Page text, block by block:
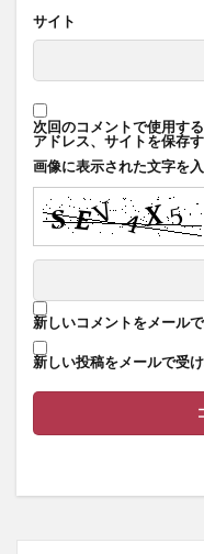
サイト
次回のコメントで使用す
アドレス、サイトを保存す
画像に表示された文字を
新しいコメントをメール
新しい投稿をメールで受